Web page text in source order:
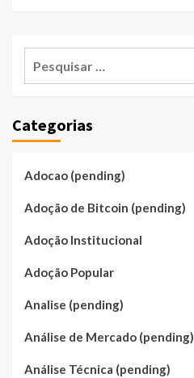
Categorias
Adocao (pending)
Adoção de Bitcoin (pending)
Adoção Institucional
Adoção Popular
Analise (pending)
Análise de Mercado (pending)
Análise Técnica (pending)